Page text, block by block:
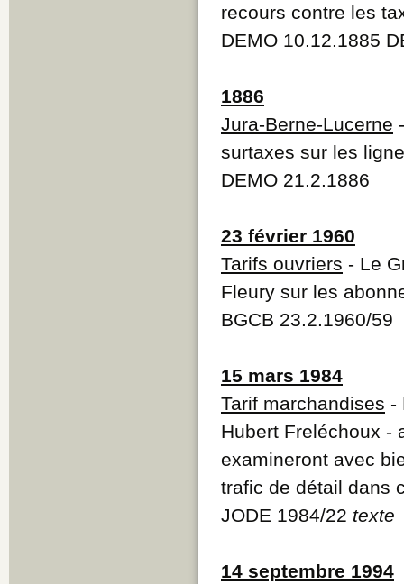
recours contre les
DEMO 10.12.1885
1886
Jura-Berne-Lucerne
surtaxes sur les
DEMO 21.2.1886
23 février 1960
Tarifs ouvriers - Le
Fleury sur les
BGCB 23.2.1960/59
15 mars 1984
Tarif marchandises -
Hubert Freléchoux -
examineront avec
trafic de détail dans
JODE 1984/22 texte
14 septembre 1994